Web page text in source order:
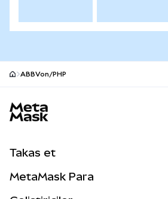
ABBVon/PHP
Takas et
MetaMask Para